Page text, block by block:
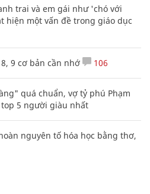
trai và em gái như 'chó với
hiện một vấn đề trong giáo dục
9 cơ bản cần nhớ 106
quá chuẩn, vợ tỷ phú Phạm
5 người giàu nhất
nguyên tố hóa học bằng thơ,